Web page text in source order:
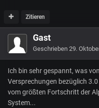
Zitieren
Gast
Geschrieben 29.
Ich bin sehr gespannt, was
Versprechungen bezüglich
vom größten Fortschritt der
System...